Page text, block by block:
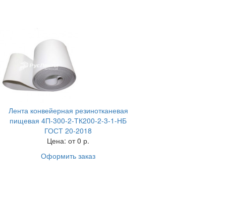
Лента конвейерная резинотканевая
пищевая 4П-300-2-ТК200-2-3-1-НБ
ГОСТ 20-2018
Цена: от 0 р.
Оформить заказ